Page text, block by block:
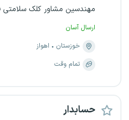
مهندسین مشاور کلک سلامتی
ارسال آسان
خوزستان
اهواز
تمام وقت
حسابدار